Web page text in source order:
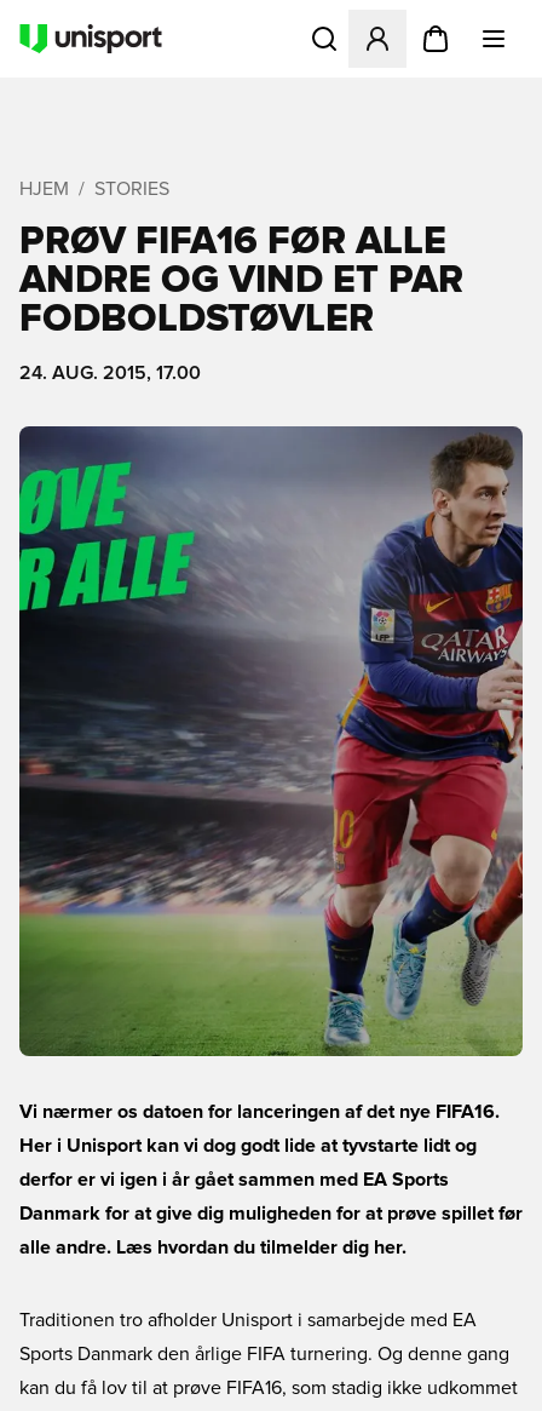
Åbner en Modal til at
HJEM STORIES
PRØV FIFA16 FØR ALLE
ANDRE OG VIND ET PAR
FODBOLDSTØVLER
24. AUG. 2015, 17.00
Vi nærmer os datoen for lanceringen af det nye FIFA16.
Her i Unisport kan vi dog godt lide at tyvstarte lidt og
derfor er vi igen i år gået sammen med EA Sports
Danmark for at give dig muligheden for at prøve spillet før
alle andre. Læs hvordan du tilmelder dig her.
Traditionen tro afholder Unisport i samarbejde med EA
Sports Danmark den årlige FIFA turnering. Og denne gang
kan du få lov til at prøve FIFA16, som stadig ikke udkommet